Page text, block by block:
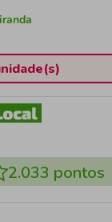
2.033 pontos